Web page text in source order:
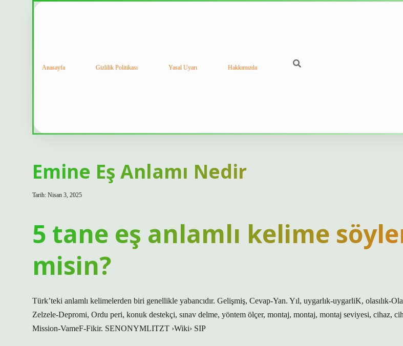
Anasayfa Gizlilik Politikası Yasal Uyarı Hakkımızda
Emine Eş Anlamı Nedir
Tarih: Nisan 3, 2025
5 tane eş anlamlı kelime
misin?
Türk’teki anlamlı kelimelerden biri genellikle yabancıdır. Gelişmiş, Cevap-Yan. Yıl, uygarlık-uygarliK, olasılık-
Zelzele-Depromi, Ordu peri, konuk destekçi, sınav delme, yöntem ölçer, montaj, montaj, montaj seviyesi, cihaz,
Mission-VameF-Fikir. SENONYMLITZT ›Wiki› SIP